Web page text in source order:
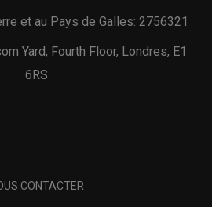
et au Pays de Galles: 2756321
Yard, Fourth Floor, Londres, E1
6RS
CONTACTER